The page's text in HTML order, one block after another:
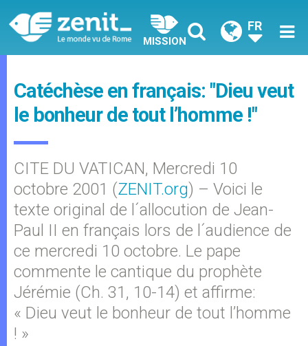
MISSION
FR
Catéchèse en français: "Dieu veut
le bonheur de tout l’homme !"
CITE DU VATICAN, Mercredi 10
octobre 2001 (ZENIT.org) – Voici le
texte original de l´allocution de Jean-
Paul II en français lors de l´audience de
ce mercredi 10 octobre. Le pape
commente le cantique du prophète
Jérémie (Ch. 31, 10-14) et affirme:
« Dieu veut le bonheur de tout l’homme
! »